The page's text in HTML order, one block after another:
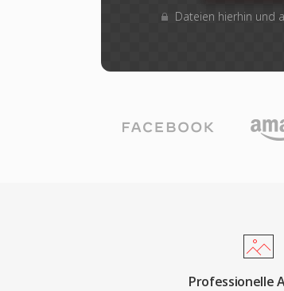
Dateien hierhin und
Professionelle